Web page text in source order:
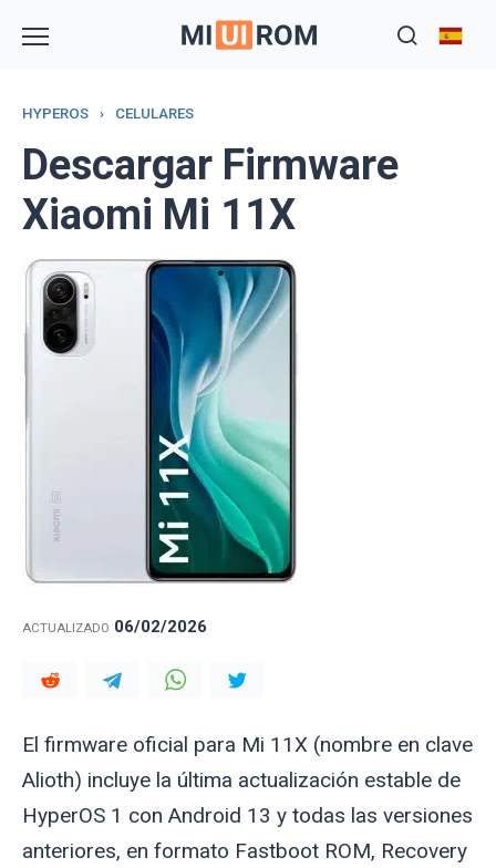
HYPEROS › CELULARES
Descargar Firmware
Xiaomi Mi 11X
ACTUALIZADO 06/02/2026
El firmware oficial para Mi 11X (nombre en clave
Alioth) incluye la última actualización estable de
HyperOS 1 con Android 13 y todas las versiones
anteriores, en formato Fastboot ROM, Recovery